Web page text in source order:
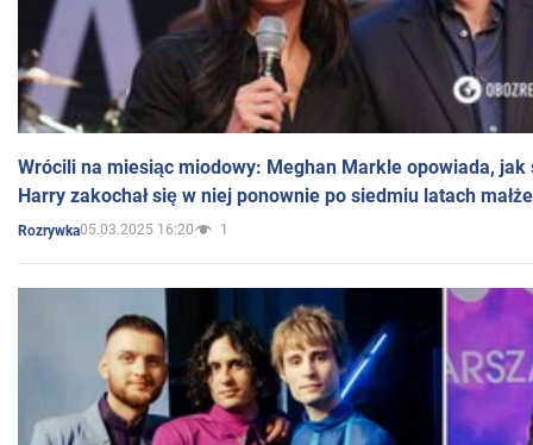
Wrócili na miesiąc miodowy: Meghan Markle opowiada, jak
Harry zakochał się w niej ponownie po siedmiu latach
Rozrywka05.03.2025 16:20 1